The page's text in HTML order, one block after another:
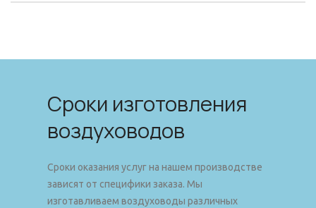
Сроки изготовления
воздуховодов
Сроки оказания услуг на нашем производстве
зависят от специфики заказа. Мы
изготавливаем воздуховоды различных